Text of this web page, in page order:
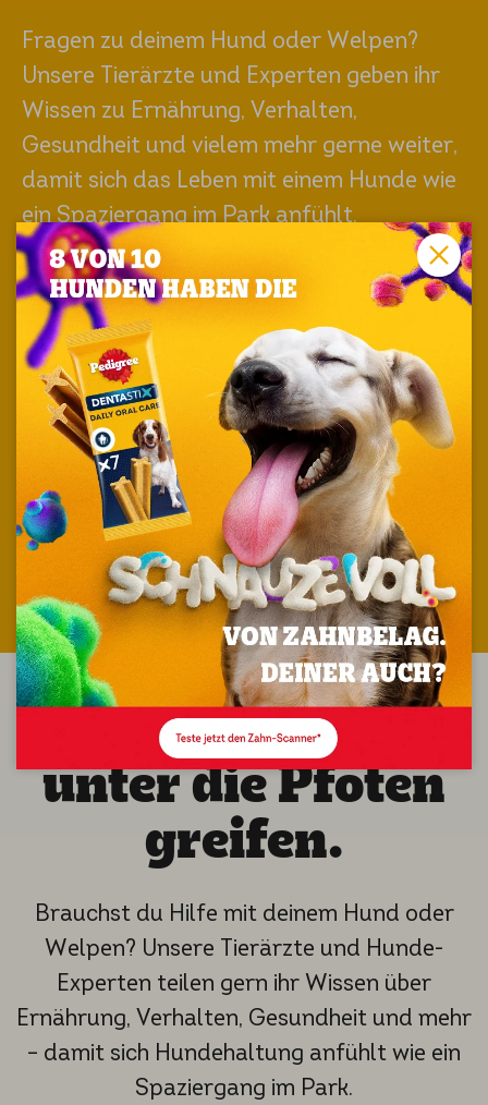
Fragen zu deinem Hund oder Welpen?
Unsere Tierärzte und Experten geben ihr
Wissen zu Ernährung, Verhalten,
Gesundheit und vielem mehr gerne weiter,
damit sich das Leben mit einem Hunde wie
ein Spaziergang im Park anfühlt.
Entdecke unseren Hundeblog
Lass uns dir
unter die Pfoten
greifen.
Brauchst du Hilfe mit deinem Hund oder
Welpen? Unsere Tierärzte und Hunde-
Experten teilen gern ihr Wissen über
Ernährung, Verhalten, Gesundheit und mehr
– damit sich Hundehaltung anfühlt wie ein
Spaziergang im Park.